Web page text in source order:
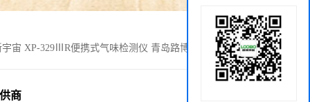
宇宙 XP-329ⅢR便携式气味检测仪 青岛路博 环保仪器提供商
商